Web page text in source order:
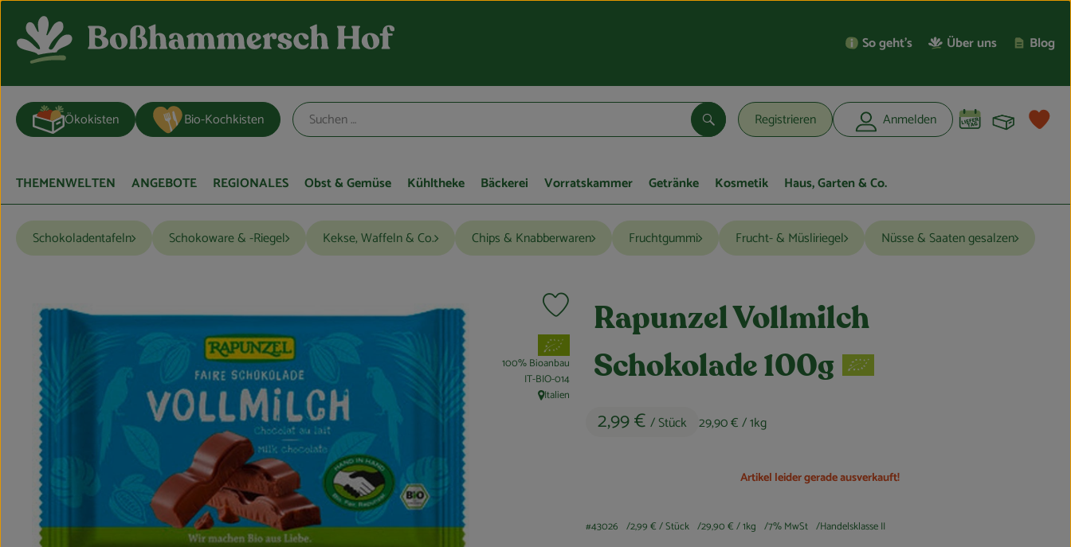
So geht’s Über uns Blog
Registrieren Anmelden
Suchen
Ökokisten Bio-Kochkisten
THEMENWELTEN ANGEBOTE REGIONALES Obst & Gemüse Kühltheke Bäckerei Vorratskammer Getränke Kosmetik Haus, Garten & Co.
Schokoladentafeln Schokoware & -Riegel Kekse, Waffeln & Co. Chips & Knabberwaren Fruchtgummi Frucht- & Müsliriegel Nüsse & Saaten gesalzen
Rapunzel Vollmilch
Schokolade 100g
2,99 € / Stück 29,90 €/ 1kg
Produkt zu Favouriten hinzufügen
, Verband:
100% Bioanbau
, Kontrollstelle:
IT-BIO-014
, Herkunft:
Italien
Artikel leider gerade ausverkauft!
#43026 2,99 €/ Stück 29,90 €/ 1kg 7% MwSt Handelsklasse II